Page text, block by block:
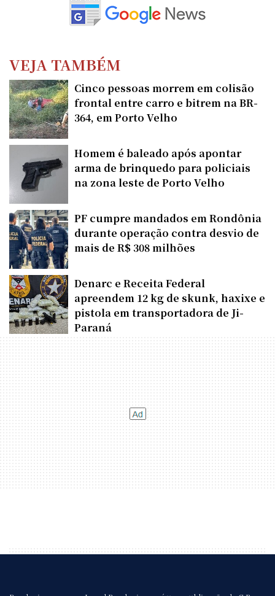
VEJA TAMBÉM
Cinco pessoas morrem em colisão
frontal entre carro e bitrem na BR-
364, em Porto Velho
Homem é baleado após apontar
arma de brinquedo para policiais
na zona leste de Porto Velho
PF cumpre mandados em Rondônia
durante operação contra desvio de
mais de R$ 308 milhões
Denarc e Receita Federal
apreendem 12 kg de skunk, haxixe e
pistola em transportadora de Ji-
Paraná